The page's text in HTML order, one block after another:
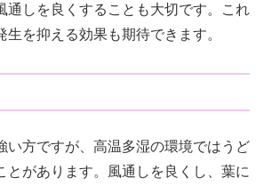
通しを良くすることも大切です。これ
生を抑える効果も期待できます。
い方ですが、高温多湿の環境ではうど
とがあります。風通しを良くし、葉に